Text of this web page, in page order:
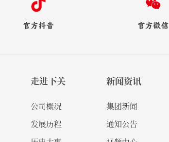
官方抖音 官方微信
走进下关
公司概况
发展历程
新闻资讯
集团新闻
通知公告